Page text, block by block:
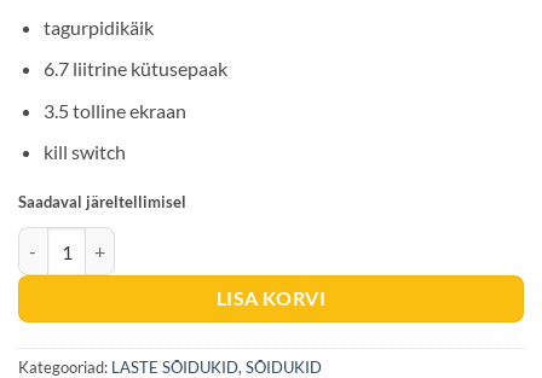
tagurpidikäik
6.7 liitrine kütusepaak
3.5 tolline ekraan
kill switch
Saadaval järeltellimisel
CFMOTO 110cc | Laste ATV | PUNANE kogus
LISA KORVI
Kategooriad: LASTE SÕIDUKID, SÕIDUKID